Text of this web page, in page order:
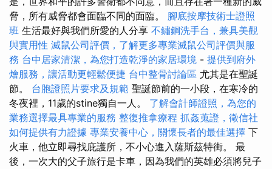
脅，所有威脅都會面臨不同的面臨。 腳底按摩技術士證照
班 生活最好與我們所愛的人分享 不鏽鋼洗手台，兼具美觀
與實用性 滅鼠公司評價，了解更多專業滅鼠公司評價與服
務 台中居家清潔，為您打造乾淨的家居環境 - 提供到府外
燴服務，讓活動更輕鬆便捷 台中整骨討論區 尤其是在聖誕
節。 台胞證照片要求及規範 聖誕節前的一小段，在寒冷的
冬夜裡，11歲的stine獨自一人。 了解會計師證照，為您的
業務選擇最具專業的服務 整復推拿療程 抓姦蒐證，徵信社
如何提供有力證據 專業安養中心，關懷長者的最佳選擇 下
火車，他立即尋找庇護所，不小心進入薩斯茲特街。 最
後，一次大的父子旅行是卡車，因為我們的英雄必須將兒子